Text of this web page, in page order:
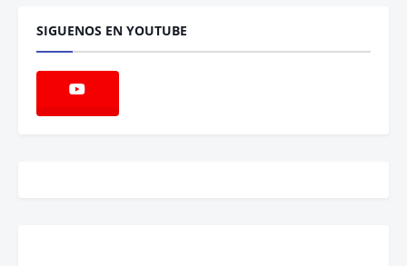
SIGUENOS EN YOUTUBE